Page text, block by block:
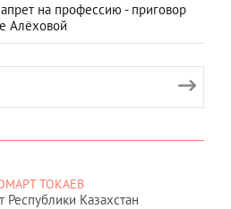
на профессию - приговор
Алёховой
ТОКАЕВ
Республики Казахстан